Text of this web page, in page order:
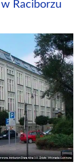
Raciborzu